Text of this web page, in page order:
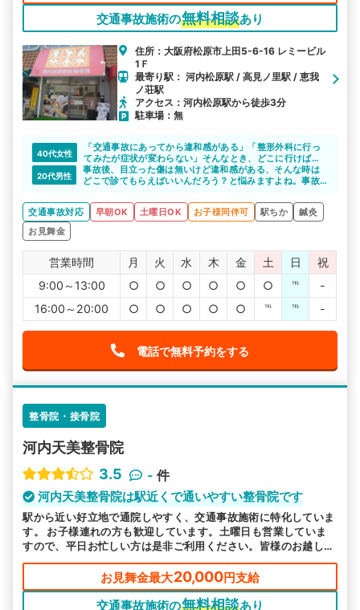
交通事故施術の無料相談あり
住所：大阪府松原市上田5-6-16 レミービル
1Ｆ
最寄り駅： 河内松原駅 / 高見ノ里駅 / 恵我
ノ荘駅
アクセス：河内松原駅から徒歩3分
駐車場：無
40代女性
「交通事故にあってから違和感がある」「整形外科に行っ
てみたが症状が変わらない」そんなとき、どこに行けばい
いのか分からないですよね。交通事故による怪我に詳しい
整骨院なので、安心して施術をお願いできると思います。
20代男性
事故後、目立った傷は無いけど違和感がある、そんな時は
どこで診てもらえばいいんだろう？と悩みますよね。事故
て通院できると思います。
交通事故対応 早朝OK 土曜日OK お子様同伴可 駅ちか
鍼灸
お見舞金
営業時間 月 火 水 木 金 土 日
祝
9:00～13:00
○ ○ ○ ○ ○ ○ ℡
-
16:00～20:00
○ ○ ○ ○ ○ ℡ ℡ -
電話で無料予約をする
整骨院・接骨院
河内天美整骨院
3.5
- 件
河内天美整骨院は駅近くで通いやすい整骨院です
駅から近い好立地で通院しやすく、交通事故施術に特化していま
す。 お子様連れの方も歓迎しています。土曜日も営業していま
すので、平日お忙しい方は是非ご利用ください。皆様のお越しを
お待ちしております。
お見舞金最大20,000円支給
交通事故施術の無料相談あり